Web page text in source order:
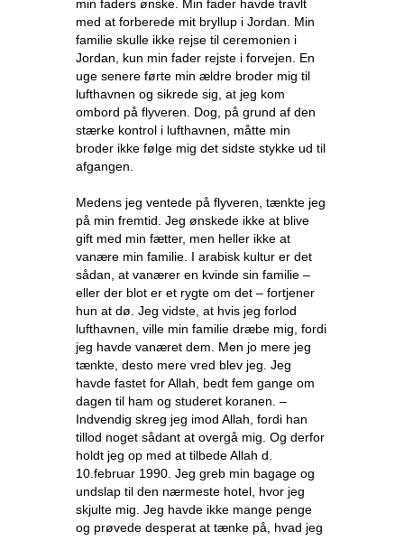
min faders ønske. Min fader havde travlt
med at forberede mit bryllup i Jordan. Min
familie skulle ikke rejse til ceremonien i
Jordan, kun min fader rejste i forvejen. En
uge senere førte min ældre broder mig til
lufthavnen og sikrede sig, at jeg kom
ombord på flyveren. Dog, på grund af den
stærke kontrol i lufthavnen, måtte min
broder ikke følge mig det sidste stykke ud til
afgangen.
Medens jeg ventede på flyveren, tænkte jeg
på min fremtid. Jeg ønskede ikke at blive
gift med min fætter, men heller ikke at
vanære min familie. I arabisk kultur er det
sådan, at vanærer en kvinde sin familie –
eller der blot er et rygte om det – fortjener
hun at dø. Jeg vidste, at hvis jeg forlod
lufthavnen, ville min familie dræbe mig, fordi
jeg havde vanæret dem. Men jo mere jeg
tænkte, desto mere vred blev jeg. Jeg
havde fastet for Allah, bedt fem gange om
dagen til ham og studeret koranen. –
Indvendig skreg jeg imod Allah, fordi han
tillod noget sådant at overgå mig. Og derfor
holdt jeg op med at tilbede Allah d.
10.februar 1990. Jeg greb min bagage og
undslap til den nærmeste hotel, hvor jeg
skjulte mig. Jeg havde ikke mange penge
og prøvede desperat at tænke på, hvad jeg